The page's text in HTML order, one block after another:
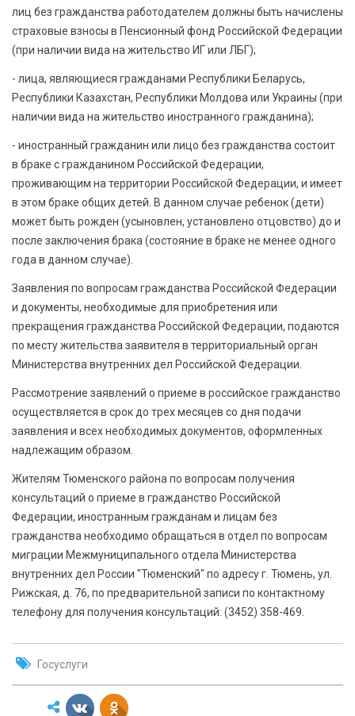
лиц без гражданства работодателем должны быть начислены
страховые взносы в Пенсионный фонд Российской Федерации
(при наличии вида на жительство ИГ или ЛБГ);
- лица, являющиеся гражданами Республики Беларусь,
Республики Казахстан, Республики Молдова или Украины (при
наличии вида на жительство иностранного гражданина);
- иностранный гражданин или лицо без гражданства состоит
в браке с гражданином Российской Федерации,
проживающим на территории Российской Федерации, и имеет
в этом браке общих детей. В данном случае ребенок (дети)
может быть рожден (усыновлен, установлено отцовство) до и
после заключения брака (состояние в браке не менее одного
года в данном случае).
Заявления по вопросам гражданства Российской Федерации
и документы, необходимые для приобретения или
прекращения гражданства Российской Федерации, подаются
по месту жительства заявителя в территориальный орган
Министерства внутренних дел Российской Федерации.
Рассмотрение заявлений о приеме в российское гражданство
осуществляется в срок до трех месяцев со дня подачи
заявления и всех необходимых документов, оформленных
надлежащим образом.
Жителям Тюменского района по вопросам получения
консультаций о приеме в гражданство Российской
Федерации, иностранным гражданам и лицам без
гражданства необходимо обращаться в отдел по вопросам
миграции Межмуниципального отдела Министерства
внутренних дел России "Тюменский" по адресу г. Тюмень, ул.
Рижская, д. 76, по предварительной записи по контактному
телефону для получения консультаций: (3452) 358-469.
Госуслуги